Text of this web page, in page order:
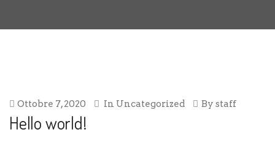
Ottobre 7, 2020 In Uncategorized By staff
Hello world!